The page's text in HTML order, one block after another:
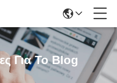
Για Το Blog